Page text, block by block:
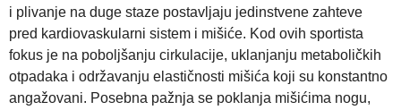
i plivanje na duge staze postavljaju jedinstvene zahteve
pred kardiovaskularni sistem i mišiće. Kod ovih sportista
fokus je na poboljšanju cirkulacije, uklanjanju metaboličkih
otpadaka i održavanju elastičnosti mišića koji su konstantno
angažovani. Posebna pažnja se poklanja mišićima nogu,